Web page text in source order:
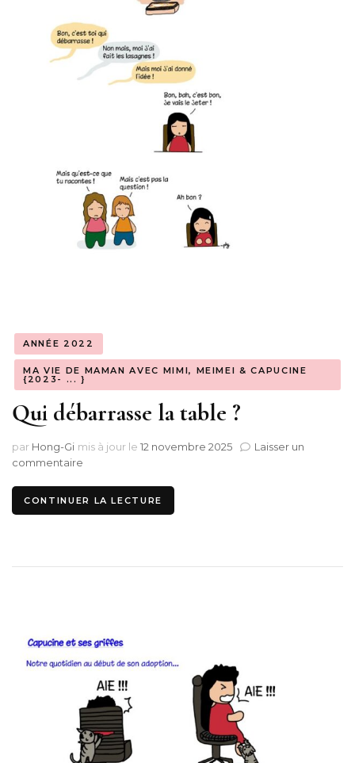
ANNÉE 2022
MA VIE DE MAMAN AVEC MIMI, MEIMEI & CAPUCINE
{2023- ... }
Qui débarrasse la table ?
par Hong-Gi mis à jour le 12 novembre 2025
Laisser un
commentaire
CONTINUER LA LECTURE